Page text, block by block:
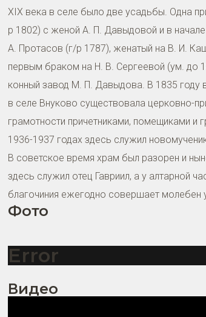
XIX века в селе было две усадьбы. Одна
р 1802) с женой А. П. Давыдовой и в
А. Протасов (г/р 1787), женатый на В. И.
первым браком на Н. В. Сергеевой (ум. до
конный завод М. П. Давыдова. В 1835 году
в селе Внуково существовала церковно-
грамотности причетниками, помещиками и
1936-1937 годах здесь служил
В советское время храм был разорен и
здесь служил отец Гавриил, а у алтарной
благочиния ежегодно совершает
Фото
Error
Видео